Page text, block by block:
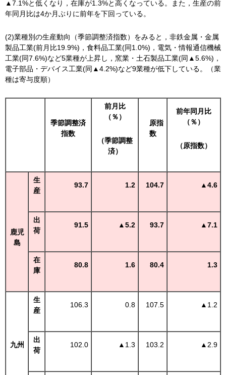
▲7.1%と低くなり，在庫が1.3%と高くなっている。また，生産の前
年同月比は4か月ぶりに前年を下回っている。
(2)業種別の生産動向（季節調整済指数）をみると，非鉄金属・金属
製品工業(前月比19.9%)，食料品工業(同1.0%)，電気・情報通信機械
工業(同7.6%)など5業種が上昇し，窯業・土石製品工業(同▲5.6%)，
電子部品・デバイス工業(同▲4.2%)など9業種が低下している。（業
種は寄与度順）
季節調整済
指数
前月比
（％）
（季節調整
済）
原指
数
前年同月比
（％）
（原指数）
鹿児
島
生
産
93.7 1.2 104.7 ▲4.6
出
荷
91.5 ▲5.2 93.7 ▲7.1
在
庫
80.8 1.6 80.4 1.3
九州
生
産
106.3 0.8 107.5 ▲ 1.2
出
荷
102.0 ▲ 1.3 103.2 ▲2.9